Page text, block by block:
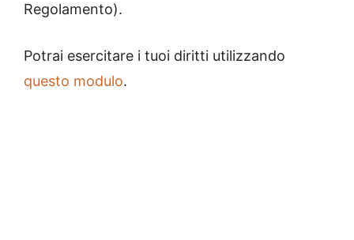
Regolamento).
Potrai esercitare i tuoi diritti utilizzando
questo modulo.